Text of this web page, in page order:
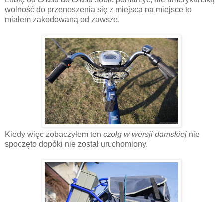
wolność do przenoszenia się z miejsca na miejsce to
miałem zakodowaną od zawsze.
Kiedy więc zobaczyłem ten czołg w wersji damskiej nie
spoczęto dopóki nie został uruchomiony.